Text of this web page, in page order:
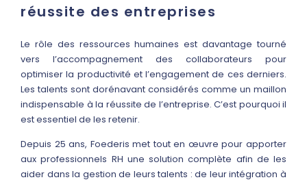
réussite des entreprises
Le rôle des ressources humaines est davantage tourné
vers l’accompagnement des collaborateurs pour
optimiser la productivité et l’engagement de ces derniers.
Les talents sont dorénavant considérés comme un maillon
indispensable à la réussite de l’entreprise. C’est pourquoi il
est essentiel de les retenir.
Depuis 25 ans, Foederis met tout en œuvre pour apporter
aux professionnels RH une solution complète afin de les
aider dans la gestion de leurs talents : de leur intégration à